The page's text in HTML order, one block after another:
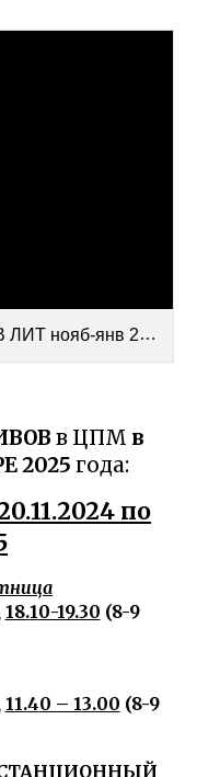
янв 24-25.docx
в ЦПМ в
2025 года:
по
18.10-19.30 (8-9
11.40 – 13.00 (8-9